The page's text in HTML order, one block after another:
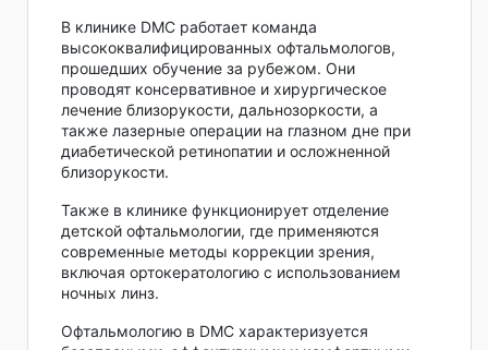
В клинике DMC работает команда
высококвалифицированных офтальмологов,
прошедших обучение за рубежом. Они
проводят консервативное и хирургическое
лечение близорукости, дальнозоркости, а
также лазерные операции на глазном дне при
диабетической ретинопатии и осложненной
близорукости.
Также в клинике функционирует отделение
детской офтальмологии, где применяются
современные методы коррекции зрения,
включая ортокератологию с использованием
ночных линз.
Офтальмологию в DMC характеризуется